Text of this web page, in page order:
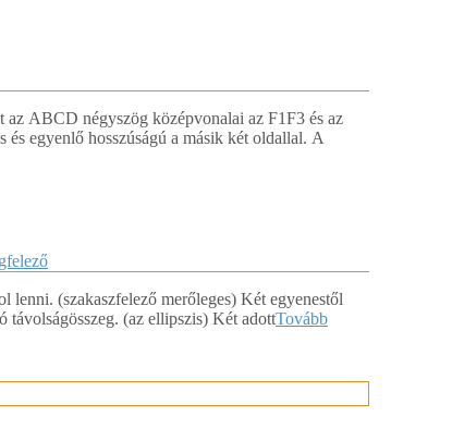
ABCD négyszög középvonalai az F1F3 és az
egyenlő hosszúságú a másik két oldallal. A
(szakaszfelező merőleges) Két egyenestől
(az ellipszis) Két adottTovább